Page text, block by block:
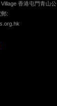
香港屯門青山公
: